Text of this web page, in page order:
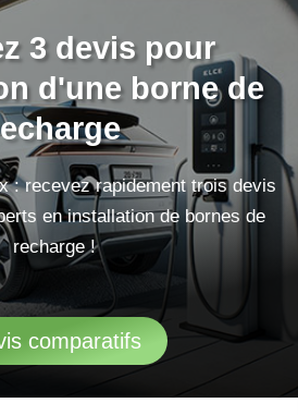
3 devis pour
d'une borne de
: recevez rapidement trois devis
en installation de bornes de
recharge !
comparatifs